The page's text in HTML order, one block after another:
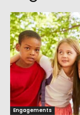
Engagements